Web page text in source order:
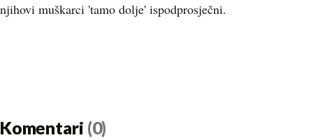
njihovi muškarci 'tamo dolje' ispodprosječni.
Komentari (0)